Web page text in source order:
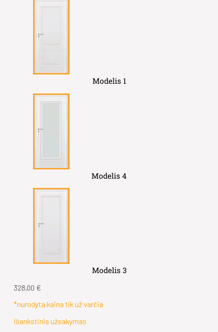
Modelis 1
Modelis 4
Modelis 3
328,00 €
*nurodyta kaina tik už varčia
Išankstinis užsakymas